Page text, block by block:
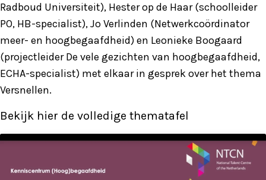
Radboud Universiteit), Hester op de Haar (schoolleider
PO, HB-specialist), Jo Verlinden (Netwerkcoördinator
meer- en hoogbegaafdheid) en Leonieke Boogaard
(projectleider De vele gezichten van hoogbegaafdheid,
ECHA-specialist) met elkaar in gesprek over het thema
Versnellen.
Bekijk hier de volledige thematafel